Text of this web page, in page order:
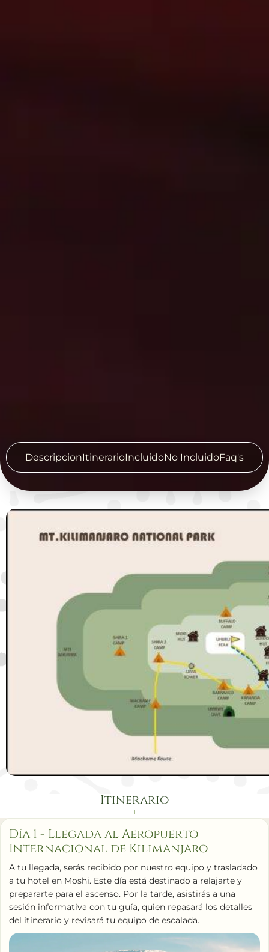
DescripcionItinerarioIncluidoNo IncluidoFaq's
Itinerario
Día 1 - Llegada al Aeropuerto
Internacional de Kilimanjaro
A tu llegada, serás recibido por nuestro equipo y trasladado
a tu hotel en Moshi. Este día está destinado a relajarte y
prepararte para el ascenso. Por la tarde, asistirás a una
sesión informativa con tu guía, quien repasará los detalles
del itinerario y revisará tu equipo de escalada.